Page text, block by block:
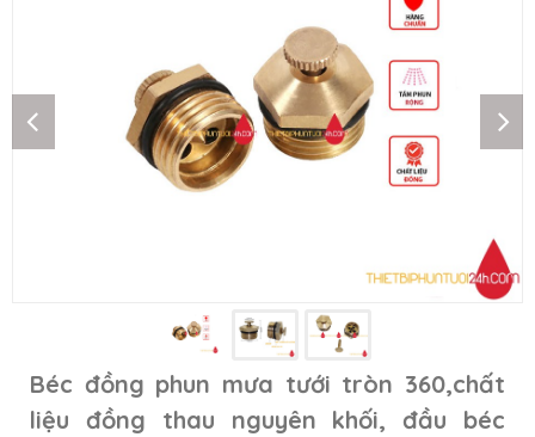
Béc đồng phun mưa tưới tròn 360,chất
liệu đồng thau nguyên khối, đầu béc